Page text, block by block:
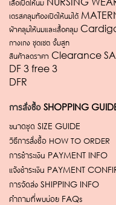
เดรสคลุมท้องเปิดให้นมได้
ผ้าคลุมให้นมและเสื้อคลุม
กางเกง ชุดเซต จั้มสูท
สินค้าลดราคา Clearance
DF 3 free 3
DFR
การสั่งซื้อ SHOPPING
ขนาดชุด SIZE GUIDE
วิธีการสั่งซื้อ HOW TO ORDER
การชำระเงิน PAYMENT INFO
แจ้งชำระเงิน PAYMENT
การจัดส่ง SHIPPING INFO
คำถามที่พบบ่อย FAQs